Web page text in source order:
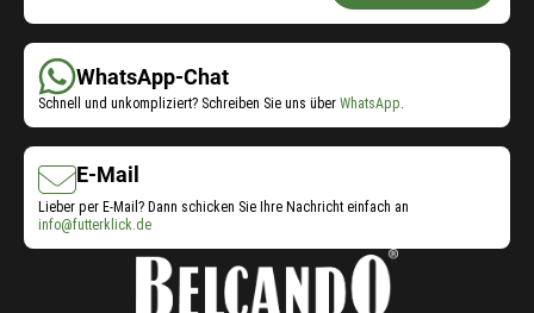
Service:
WhatsApp-Chat
Schnell und unkompliziert? Schreiben Sie uns über WhatsApp.
E-Mail
Lieber per E-Mail? Dann schicken Sie Ihre Nachricht einfach an
info@futterklick.de